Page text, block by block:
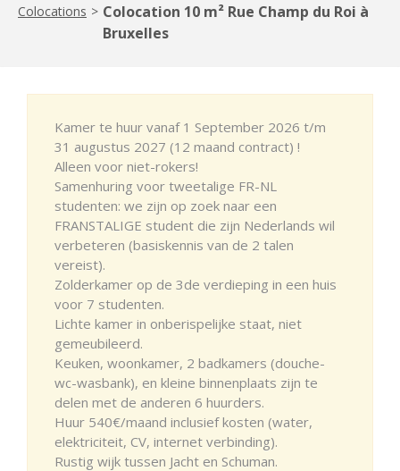
Colocations > Colocation 10 m² Rue Champ du Roi à
Bruxelles
Kamer te huur vanaf 1 September 2026 t/m
31 augustus 2027 (12 maand contract) !
Alleen voor niet-rokers!
Samenhuring voor tweetalige FR-NL
studenten: we zijn op zoek naar een
FRANSTALIGE student die zijn Nederlands wil
verbeteren (basiskennis van de 2 talen
vereist).
Zolderkamer op de 3de verdieping in een huis
voor 7 studenten.
Lichte kamer in onberispelijke staat, niet
gemeubileerd.
Keuken, woonkamer, 2 badkamers (douche-
wc-wasbank), en kleine binnenplaats zijn te
delen met de anderen 6 huurders.
Huur 540€/maand inclusief kosten (water,
elektriciteit, CV, internet verbinding).
Rustig wijk tussen Jacht en Schuman.